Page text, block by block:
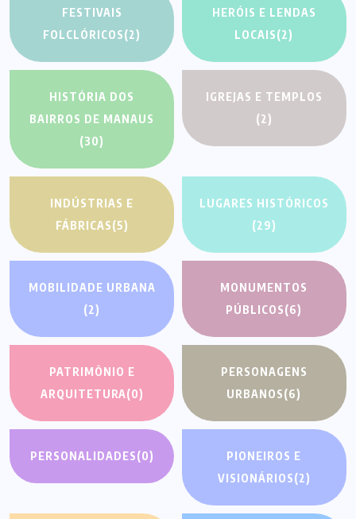
FESTIVAIS
FOLCLÓRICOS(2)
HERÓIS E LENDAS
LOCAIS(2)
HISTÓRIA DOS
BAIRROS DE MANAUS
(30)
IGREJAS E TEMPLOS
(2)
INDÚSTRIAS E
FÁBRICAS(5)
LUGARES HISTÓRICOS
(29)
MOBILIDADE URBANA
(2)
MONUMENTOS
PÚBLICOS(6)
PATRIMÔNIO E
ARQUITETURA(0)
PERSONAGENS
URBANOS(6)
PERSONALIDADES(0)
PIONEIROS E
VISIONÁRIOS(2)